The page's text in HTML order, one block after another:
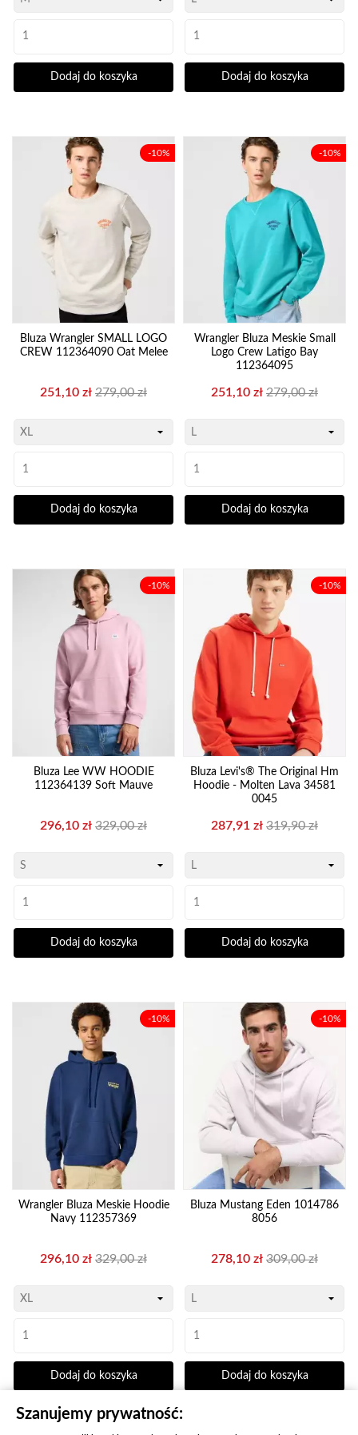
Dodaj do koszyka Dodaj do koszyka
Bluza Wrangler SMALL LOGO
CREW 112364090 Oat Melee
Cena
251,10 zł Cena
podstawowa
279,00 zł
Dodaj do koszyka
-10%
Wrangler Bluza Meskie Small
Logo Crew Latigo Bay
112364095
Cena
251,10 zł Cena
podstawowa
279,00 zł
Dodaj do koszyka
-10%
Bluza Lee WW HOODIE
112364139 Soft Mauve
Cena
296,10 zł Cena
podstawowa
329,00 zł
Dodaj do koszyka
-10%
Bluza Levi's® The Original Hm
Hoodie - Molten Lava 34581
0045
Cena
287,91 zł Cena
podstawowa
319,90 zł
Dodaj do koszyka
-10%
Wrangler Bluza Meskie Hoodie
Navy 112357369
Cena
296,10 zł Cena
podstawowa
329,00 zł
Dodaj do koszyka
-10%
Bluza Mustang Eden 1014786
8056
Cena
278,10 zł Cena
podstawowa
309,00 zł
Dodaj do koszyka
-10%
Szanujemy prywatność: